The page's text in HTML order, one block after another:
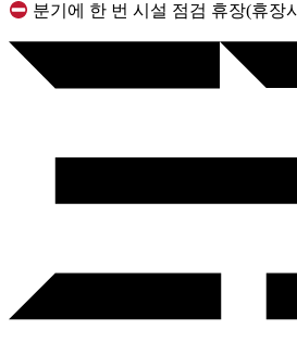
분기에 한 번 시설 점검 휴장(휴장